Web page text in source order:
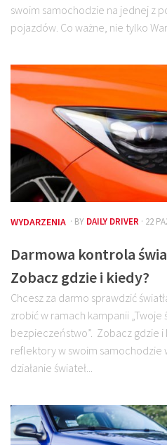
swoim samochodzie na jednej z
pojazdów. Co ważne, nie tylko
WYDARZENIA · BY DAILY DRIVER · 22
Darmowa kontrola
Zobacz gdzie i kiedy?
Chcesz za darmo sprawdzić
zrobić w ramach kampanii „Twoje
bezpieczeństwo”. Zobacz gdzie i
reflektory w swoim samochodzie
działanie świateł...